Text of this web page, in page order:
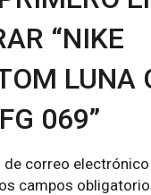
“NIKE
LUNA
069”
de correo
campos